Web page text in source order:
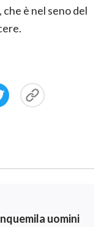
è nel seno del
uomini